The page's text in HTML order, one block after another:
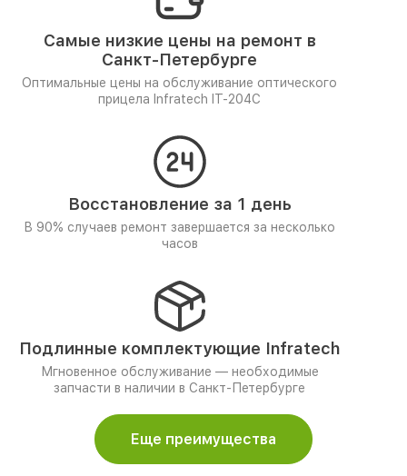
Самые низкие цены на ремонт в
Санкт-Петербурге
Оптимальные цены на обслуживание оптического
прицела Infratech IT-204C
Восстановление за 1 день
В 90% случаев ремонт завершается за несколько
часов
Подлинные комплектующие Infratech
Мгновенное обслуживание — необходимые
запчасти в наличии в Санкт-Петербурге
Еще преимущества